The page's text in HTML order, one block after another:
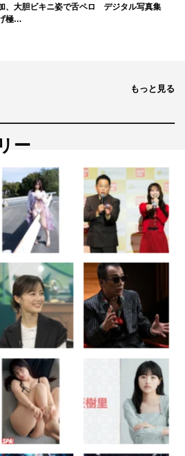
、大胆ビキニ姿で舌ペロ デジタル写真集
極…
もっと見る
ー